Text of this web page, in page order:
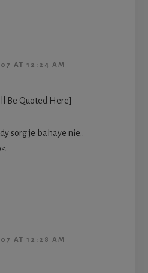
AT 12:24 AM
Be Quoted Here]
sorg je bahaye nie..
AT 12:28 AM